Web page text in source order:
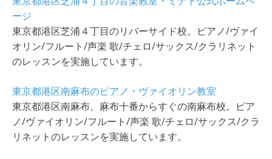
ージ
東京都港区芝浦４丁目のリバーサイド校。ピアノ/ヴァイ
オリン/フルート/声楽 歌/チェロ/サックス/クラリネット
のレッスンを実施しています。
東京都港区南麻布のピアノ・ヴァイオリン教室
東京都港区南麻布、麻布十番からすぐの南麻布校。ピア
ノ/ヴァイオリン/フルート/声楽 歌/チェロ/サックス/クラ
リネットのレッスンを実施しています。